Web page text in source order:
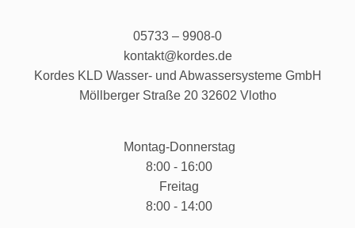
05733 – 9908-0
kontakt@kordes.de
Kordes KLD Wasser- und Abwassersysteme GmbH
Möllberger Straße 20 32602 Vlotho
Montag-Donnerstag
8:00 - 16:00
Freitag
8:00 - 14:00